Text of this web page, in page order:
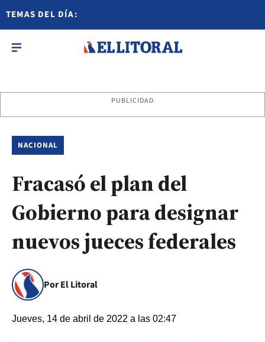
TEMAS DEL DÍA:
PUBLICIDAD
NACIONAL
Fracasó el plan del
Gobierno para designar
nuevos jueces federales
Por El Litoral
Jueves, 14 de abril de 2022 a las 02:47